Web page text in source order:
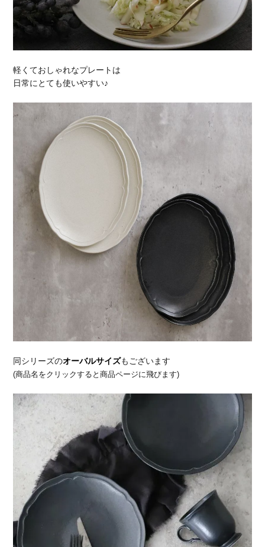
軽くておしゃれなプレートは
日常にとても使いやすい♪
同シリーズのオーバルサイズもございます
(商品名をクリックすると商品ページに飛びます)